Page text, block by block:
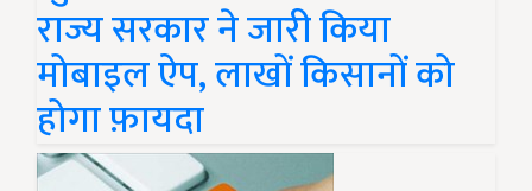
राज्य सरकार ने जारी किया
मोबाइल ऐप, लाखों किसानों को
होगा फ़ायदा